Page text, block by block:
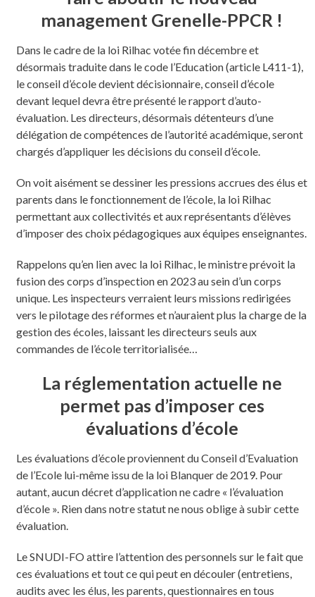
management Grenelle-PPCR !
Dans le cadre de la loi Rilhac votée fin décembre et
désormais traduite dans le code l’Education (article L411-1),
le conseil d’école devient décisionnaire, conseil d’école
devant lequel devra être présenté le rapport d’auto-
évaluation. Les directeurs, désormais détenteurs d’une
délégation de compétences de l’autorité académique, seront
chargés d’appliquer les décisions du conseil d’école.
On voit aisément se dessiner les pressions accrues des élus et
parents dans le fonctionnement de l’école, la loi Rilhac
permettant aux collectivités et aux représentants d’élèves
d’imposer des choix pédagogiques aux équipes enseignantes.
Rappelons qu’en lien avec la loi Rilhac, le ministre prévoit la
fusion des corps d’inspection en 2023 au sein d’un corps
unique. Les inspecteurs verraient leurs missions redirigées
vers le pilotage des réformes et n’auraient plus la charge de la
gestion des écoles, laissant les directeurs seuls aux
commandes de l’école territorialisée…
La réglementation actuelle ne
permet pas d’imposer ces
évaluations d’école
Les évaluations d’école proviennent du Conseil d’Evaluation
de l’Ecole lui-même issu de la loi Blanquer de 2019. Pour
autant, aucun décret d’application ne cadre « l’évaluation
d’école ». Rien dans notre statut ne nous oblige à subir cette
évaluation.
Le SNUDI-FO attire l’attention des personnels sur le fait que
ces évaluations et tout ce qui peut en découler (entretiens,
audits avec les élus, les parents, questionnaires en tous